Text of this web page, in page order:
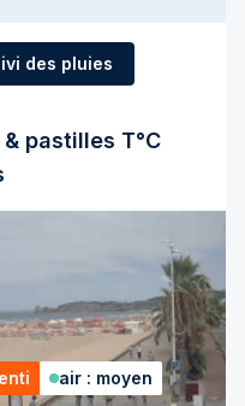
des pluies
pastilles T°C
air : moyen